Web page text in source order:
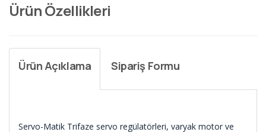
Ürün Özellikleri
Ürün Açıklama Sipariş Formu
Servo-Matik Trifaze servo regülatörleri, varyak motor ve